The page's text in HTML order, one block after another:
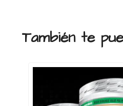
También te